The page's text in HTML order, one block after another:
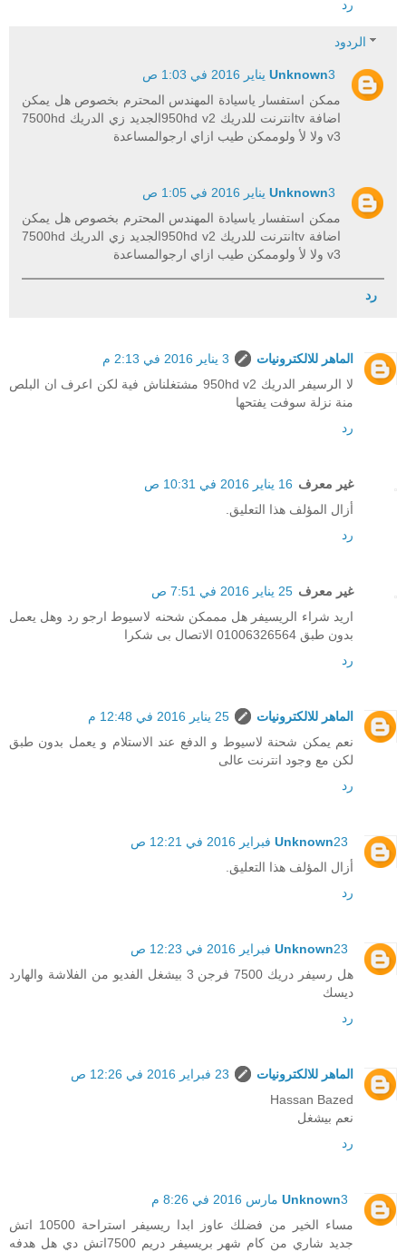
رد
الردود
Unknown3 يناير 2016 في 1:03 ص
ممكن استفسار ياسيادة المهندس المحترم بخصوص هل يمكن
اضافة tvانترنت للدريك 950hd v2الجديد زي الدريك 7500hd
v3 ولا لأ ولوممكن طيب ازاي ارجوالمساعدة
Unknown3 يناير 2016 في 1:05 ص
ممكن استفسار ياسيادة المهندس المحترم بخصوص هل يمكن
اضافة tvانترنت للدريك 950hd v2الجديد زي الدريك 7500hd
v3 ولا لأ ولوممكن طيب ازاي ارجوالمساعدة
رد
الماهر للالكترونيات
3 يناير 2016 في 2:13 م
لا الرسيفر الدريك 950hd v2 مشتغلناش فية لكن اعرف ان البلص
منة نزلة سوفت يفتحها
رد
غير معرف 16 يناير 2016 في 10:31 ص
أزال المؤلف هذا التعليق.
رد
غير معرف 25 يناير 2016 في 7:51 ص
اريد شراء الريسيفر هل مممكن شحنه لاسيوط ارجو رد وهل يعمل
بدون طبق 01006326564 الاتصال بى شكرا
رد
الماهر للالكترونيات
25 يناير 2016 في 12:48 م
نعم يمكن شحنة لاسيوط و الدفع عند الاستلام و يعمل بدون طبق
لكن مع وجود انترنت عالى
رد
Unknown23 فبراير 2016 في 12:21 ص
أزال المؤلف هذا التعليق.
رد
Unknown23 فبراير 2016 في 12:23 ص
هل رسيفر دريك 7500 فرجن 3 بيشغل الفديو من الفلاشة والهارد
ديسك
رد
الماهر للالكترونيات
23 فبراير 2016 في 12:26 ص
Hassan Bazed
نعم بيشغل
رد
Unknown3 مارس 2016 في 8:26 م
مساء الخير من فضلك عاوز ابدا ريسيفر استراحة 10500 اتش
جديد شاري من كام شهر بريسيفر دريم 7500اتش دي هل هدفه